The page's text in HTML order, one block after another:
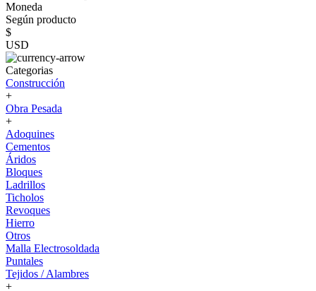
Moneda
Según producto
$
USD
Categorias
Construcción
+
Obra Pesada
+
Adoquines
Cementos
Áridos
Bloques
Ladrillos
Ticholos
Revoques
Hierro
Otros
Malla Electrosoldada
Puntales
Tejidos / Alambres
+